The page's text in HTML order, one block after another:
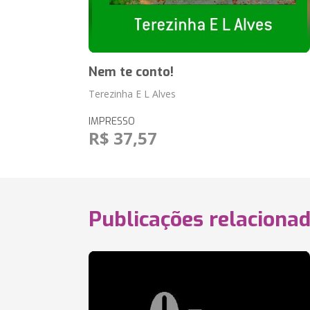
Nem te conto!
Terezinha E L Alves
IMPRESSO
R$ 37,57
Publicações